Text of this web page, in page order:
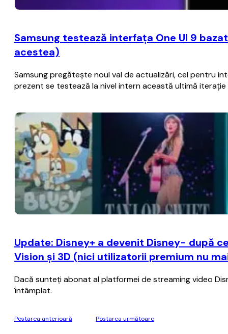
Samsung testează interfaţa One UI 9
acestea)
Samsung pregăteşte noul val de actualizări, cel pentru
prezent se testează la nivel intern această ultimă
Update: Disney+ a devenit Disney- după
Vision şi 3D (nici utilizatorii premium nu
Dacă sunteţi abonat al platformei de streaming video
întâmplat.
Postarea anterioară Postarea următoare